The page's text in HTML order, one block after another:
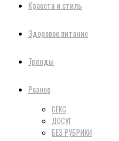
Красота и стиль
Здоровое питание
Тренды
Разное
СЕКС
ДОСУГ
БЕЗ РУБРИКИ